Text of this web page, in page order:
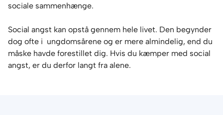
sociale sammenhænge.
Social angst kan opstå gennem hele livet. Den begynder
dog ofte i ungdomsårene og er mere almindelig, end du
måske havde forestillet dig. Hvis du kæmper med social
angst, er du derfor langt fra alene.